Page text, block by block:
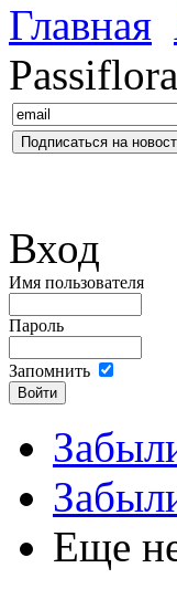
Главная
Вход
Имя пользователя
Пароль
Запомнить
Еще